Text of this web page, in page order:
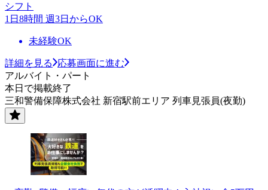
シフト
1日8時間 週3日からOK
未経験OK
詳細を見る
応募画面に進む
アルバイト・パート
本日で掲載終了
三和警備保障株式会社 新宿駅前エリア 列車見張員(夜勤)